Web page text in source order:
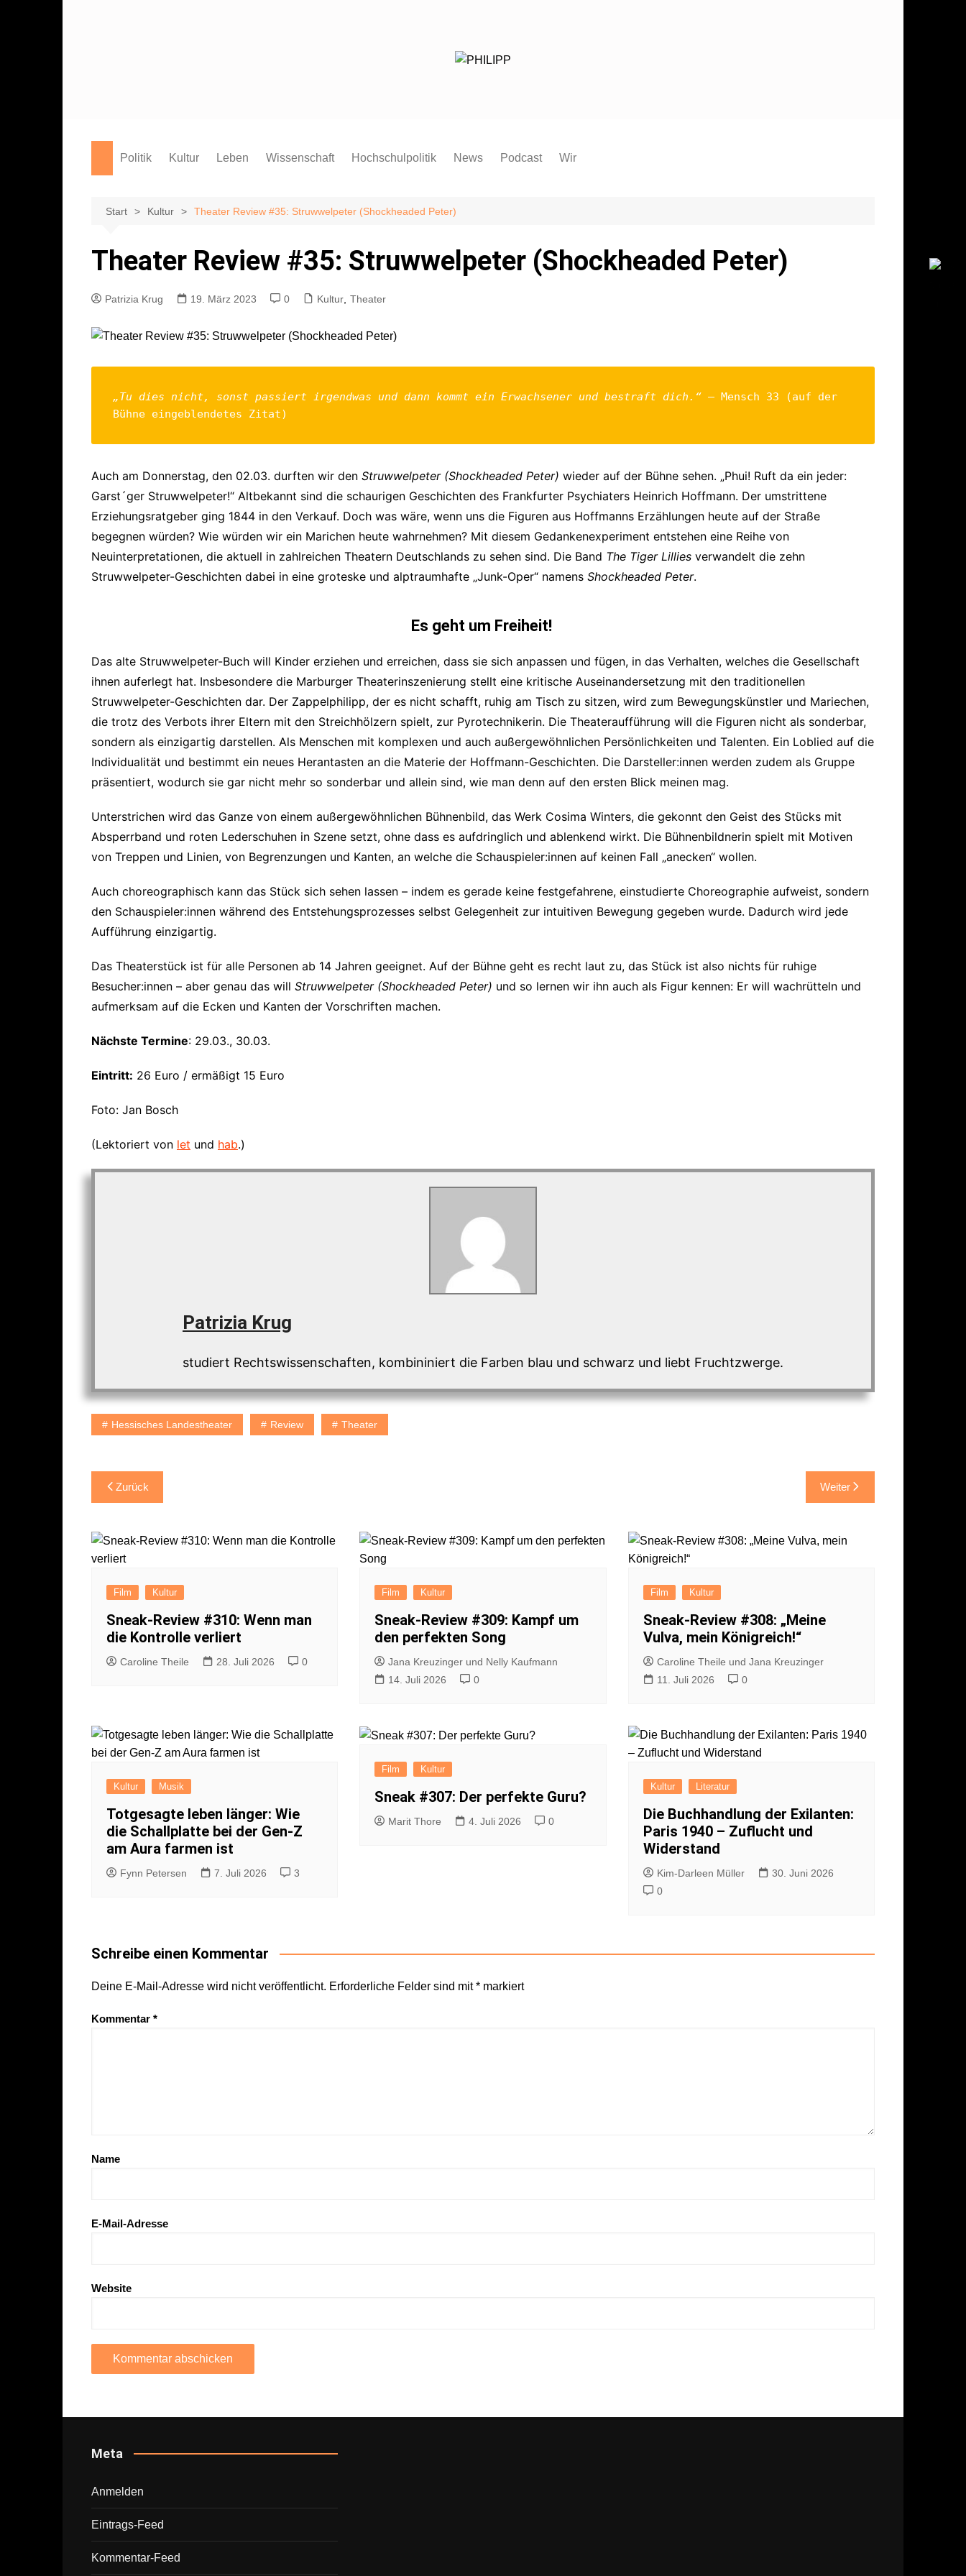
Politik Kultur
Theater
Musik
Leben
Campus
Endgegner*in
Wissenschaft Hochschulpolitik News Podcast Wir
Pressespiegel
Start Kultur Theater Review #35: Struwwelpeter (Shockheaded Peter)
Theater Review #35: Struwwelpeter (Shockheaded Peter)
Patrizia Krug 19. März 2023 0 Kultur, Theater
„Tu dies nicht, sonst passiert irgendwas und dann kommt ein Erwachsener und bestraft dich.“ – Mensch 33 (auf der
Bühne eingeblendetes Zitat)
Auch am Donnerstag, den 02.03. durften wir den Struwwelpeter (Shockheaded Peter) wieder auf der Bühne sehen. „Phui! Ruft da ein jeder:
Garst´ger Struwwelpeter!“ Altbekannt sind die schaurigen Geschichten des Frankfurter Psychiaters Heinrich Hoffmann. Der umstrittene
Erziehungsratgeber ging 1844 in den Verkauf. Doch was wäre, wenn uns die Figuren aus Hoffmanns Erzählungen heute auf der Straße
begegnen würden? Wie würden wir ein Marichen heute wahrnehmen? Mit diesem Gedankenexperiment entstehen eine Reihe von
Neuinterpretationen, die aktuell in zahlreichen Theatern Deutschlands zu sehen sind. Die Band The Tiger Lillies verwandelt die zehn
Struwwelpeter-Geschichten dabei in eine groteske und alptraumhafte „Junk-Oper“ namens Shockheaded Peter.
Es geht um Freiheit!
Das alte Struwwelpeter-Buch will Kinder erziehen und erreichen, dass sie sich anpassen und fügen, in das Verhalten, welches die Gesellschaft
ihnen auferlegt hat. Insbesondere die Marburger Theaterinszenierung stellt eine kritische Auseinandersetzung mit den traditionellen
Struwwelpeter-Geschichten dar. Der Zappelphilipp, der es nicht schafft, ruhig am Tisch zu sitzen, wird zum Bewegungskünstler und Mariechen,
die trotz des Verbots ihrer Eltern mit den Streichhölzern spielt, zur Pyrotechnikerin. Die Theateraufführung will die Figuren nicht als sonderbar,
sondern als einzigartig darstellen. Als Menschen mit komplexen und auch außergewöhnlichen Persönlichkeiten und Talenten. Ein Loblied auf die
Individualität und bestimmt ein neues Herantasten an die Materie der Hoffmann-Geschichten. Die Darsteller:innen werden zudem als Gruppe
präsentiert, wodurch sie gar nicht mehr so sonderbar und allein sind, wie man denn auf den ersten Blick meinen mag.
Unterstrichen wird das Ganze von einem außergewöhnlichen Bühnenbild, das Werk Cosima Winters, die gekonnt den Geist des Stücks mit
Absperrband und roten Lederschuhen in Szene setzt, ohne dass es aufdringlich und ablenkend wirkt. Die Bühnenbildnerin spielt mit Motiven
von Treppen und Linien, von Begrenzungen und Kanten, an welche die Schauspieler:innen auf keinen Fall „anecken“ wollen.
Auch choreographisch kann das Stück sich sehen lassen – indem es gerade keine festgefahrene, einstudierte Choreographie aufweist, sondern
den Schauspieler:innen während des Entstehungsprozesses selbst Gelegenheit zur intuitiven Bewegung gegeben wurde. Dadurch wird jede
Aufführung einzigartig.
Das Theaterstück ist für alle Personen ab 14 Jahren geeignet. Auf der Bühne geht es recht laut zu, das Stück ist also nichts für ruhige
Besucher:innen – aber genau das will Struwwelpeter (Shockheaded Peter) und so lernen wir ihn auch als Figur kennen: Er will wachrütteln und
aufmerksam auf die Ecken und Kanten der Vorschriften machen.
Nächste Termine: 29.03., 30.03.
Eintritt: 26 Euro / ermäßigt 15 Euro
Foto: Jan Bosch
(Lektoriert von let und hab.)
Patrizia Krug
studiert Rechtswissenschaften, kombininiert die Farben blau und schwarz und liebt Fruchtzwerge.
Hessisches Landestheater Review Theater
Beitragsnavigation
Zurück Weiter
Film Kultur
Sneak-Review #310: Wenn man
die Kontrolle verliert
Caroline Theile 28. Juli 2026 0
Film Kultur
Sneak-Review #309: Kampf um
den perfekten Song
Jana Kreuzinger und Nelly Kaufmann
14. Juli 2026
0
Film Kultur
Sneak-Review #308: „Meine
Vulva, mein Königreich!“
Caroline Theile und Jana Kreuzinger
11. Juli 2026
0
Kultur Musik
Totgesagte leben länger: Wie
die Schallplatte bei der Gen-Z
am Aura farmen ist
Fynn Petersen 7. Juli 2026 3
Film Kultur
Sneak #307: Der perfekte Guru?
Marit Thore 4. Juli 2026 0
Kultur Literatur
Die Buchhandlung der Exilanten:
Paris 1940 – Zuflucht und
Widerstand
Kim-Darleen Müller
30. Juni 2026
0
Schreibe einen Kommentar
Deine E-Mail-Adresse wird nicht veröffentlicht. Erforderliche Felder sind mit* markiert
Kommentar *
Name
E-Mail-Adresse
Website
Meta
Anmelden
Eintrags-Feed
Kommentar-Feed